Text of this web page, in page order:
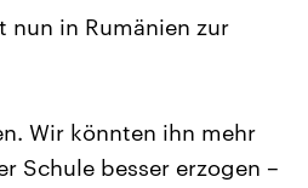
nun in Rumänien zur
Wir könnten ihn mehr
Schule besser erzogen –